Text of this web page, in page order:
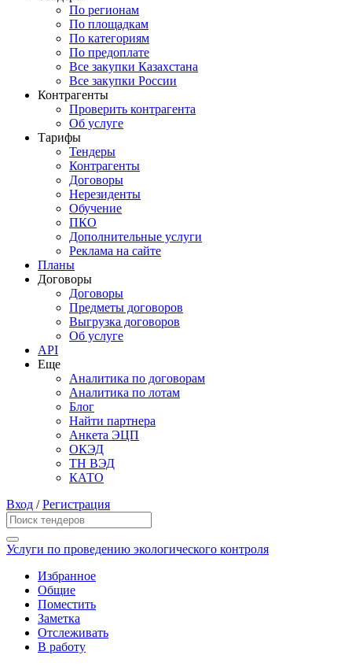
По регионам
По площадкам
По категориям
По предоплате
Все закупки Казахстана
Все закупки России
Контрагенты
Проверить контрагента
Об услуге
Тарифы
Тендеры
Контрагенты
Договоры
Нерезиденты
Обучение
ПКО
Дополнительные услуги
Реклама на сайте
Планы
Договоры
Договоры
Предметы договоров
Выгрузка договоров
Об услуге
API
Еще
Аналитика по договорам
Аналитика по лотам
Блог
Найти партнера
Анкета ЭЦП
ОКЭД
ТН ВЭД
КАТО
Вход /Регистрация
Услуги по проведению экологического контроля
Избранное
Общие
Поместить
Заметка
Отслеживать
В работу